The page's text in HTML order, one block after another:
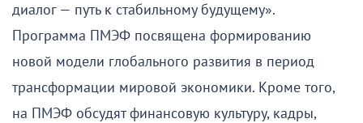
диалог — путь к стабильному будущему».
Программа ПМЭФ посвящена формированию
новой модели глобального развития в период
трансформации мировой экономики. Кроме того,
на ПМЭФ обсудят финансовую культуру, кадры,